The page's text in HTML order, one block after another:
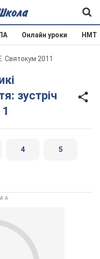
Онлайн уроки НМТ
Святокум 2011
зустріч
4 5